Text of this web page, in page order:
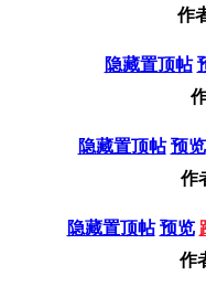
作
隐藏置顶帖
隐藏置顶帖 预览
作
隐藏置顶帖 预览
作